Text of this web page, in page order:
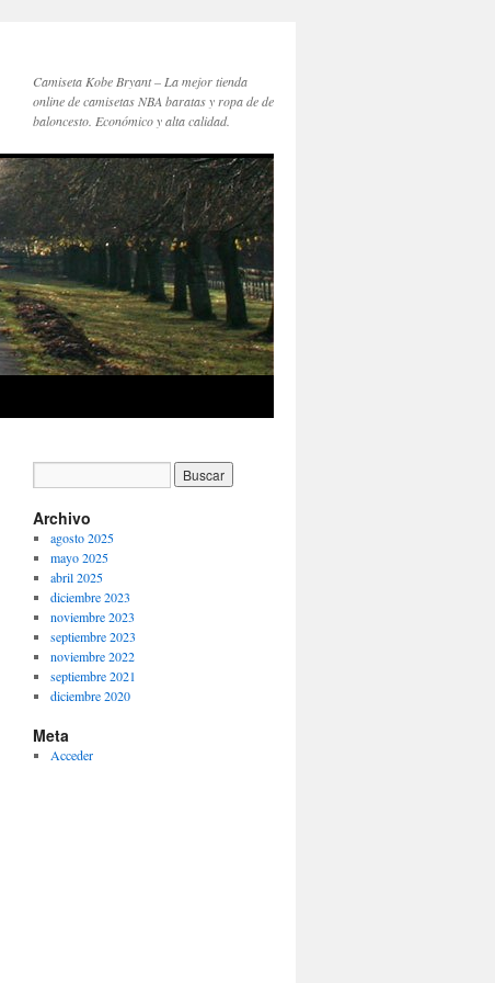
Camiseta Kobe Bryant – La mejor tienda
online de camisetas NBA baratas y ropa de de
baloncesto. Económico y alta calidad.
Archivo
agosto 2025
mayo 2025
abril 2025
diciembre 2023
noviembre 2023
septiembre 2023
noviembre 2022
septiembre 2021
diciembre 2020
Meta
Acceder